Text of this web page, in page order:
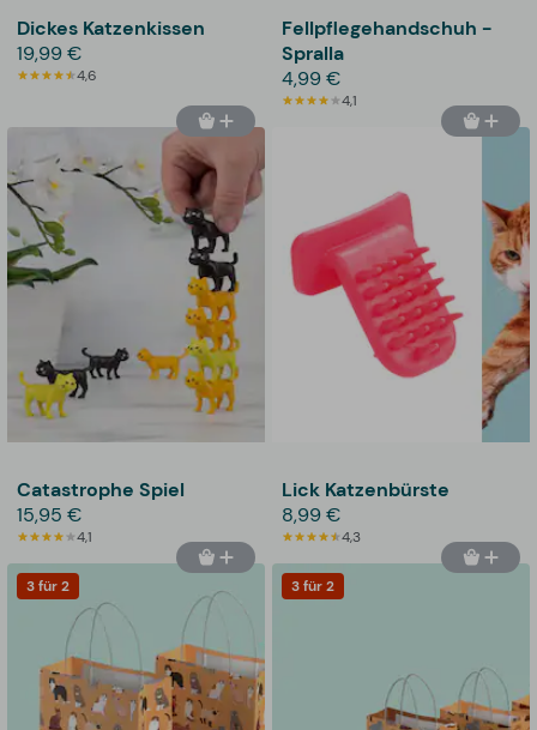
Dickes Katzenkissen
19,99 €
4,6
Fellpflegehandschuh -
Spralla
4,99 €
4,1
Catastrophe Spiel
15,95 €
4,1
Lick Katzenbürste
8,99 €
4,3
3 für 2 3 für 2